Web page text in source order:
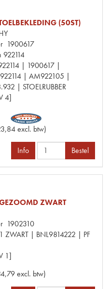
(50ST)
1900617
922114
| 1900617 |
| AM922105 |
| STOELRUBBER
4]
excl. btw)
Info Bestel
ZWART
1902310
ZWART | BNL9814222 | PF
1]
excl. btw)